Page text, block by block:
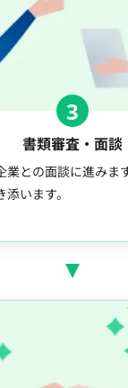
3
書類審査・面談
業との面談に進みま
います。